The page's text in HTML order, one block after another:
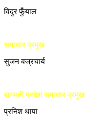
विदुर फुँयाल
समाचार प्रमुख
सुजन बज्रचार्य
बागमती प्रदेश समाचार प्रमुख
प्रनिश थापा